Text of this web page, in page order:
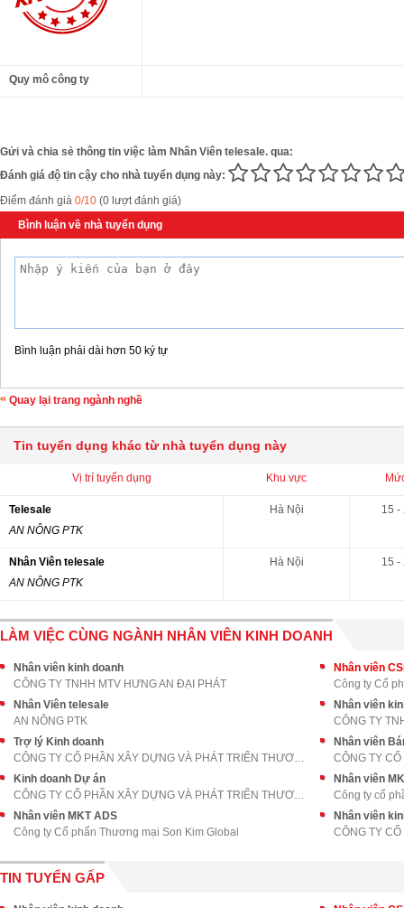
Quy mô công ty
Gửi và chia sẻ thông tin việc làm Nhân Viên telesale. qua:
Đánh giá độ tin cậy cho nhà tuyển dụng này:
Điểm đánh giá 0/10 (0 lượt đánh giá)
Bình luận về nhà tuyển dụng
Bình luận phải dài hơn 50 ký tự
Quay lại trang ngành nghề
Tin tuyển dụng khác từ nhà tuyển dụng này
Vị trí tuyển dụng Khu vực
Telesale
AN NÔNG PTK
Hà Nội 15 -
Nhân Viên telesale
AN NÔNG PTK
Hà Nội 15 -
LÀM VIỆC CÙNG NGÀNH NHÂN VIÊN KINH DOANH
Nhân viên kinh doanh
CÔNG TY TNHH MTV HƯNG AN ĐẠI PHÁT
Nhân viên
Công ty Cổ
Nhân Viên telesale
AN NÔNG PTK
CÔNG TY
Trợ lý Kinh doanh
CÔNG TY CỔ PHẦN XÂY DỰNG VÀ PHÁT TRIỂN THƯƠNG MẠI
Nhân viên
Kinh doanh Dự án
CÔNG TY CỔ PHẦN XÂY DỰNG VÀ PHÁT TRIỂN THƯƠNG MẠI
Nhân viên
Công ty cổ
Nhân viên MKT ADS
Công ty Cổ phẩn Thương mại Son Kim Global
Nhân viên
CÔNG TY
TIN TUYỂN GẤP